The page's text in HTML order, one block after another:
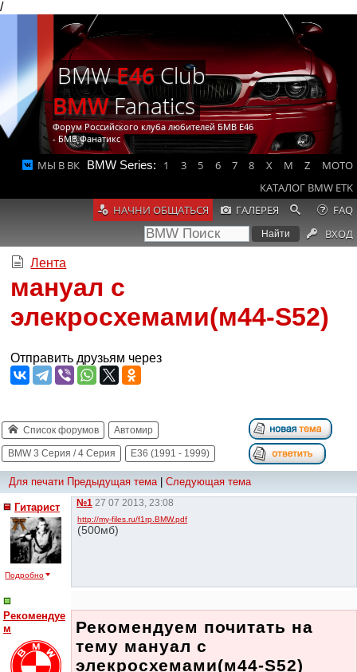
/
BMWE46Club
BMWFanatics
Форум Российского клуба любителей БМВ Е46
- БМВ Фанатикс
МЫ В ВК BMW Series: 1 3 5 6 7 8 X M Z
MOTO
КАТАЛОГ BMW ETK
НАЧНИ ОБЩАТЬСЯ
ГАЛЕРЕЯ
FAQ
ВХОД
Лента
мануал с
элекросхемами(м44-S52)
Отправить друзьям через
Список форумов Автомир
BMW 3 Серия / 4 Серия E36 (1991 - 1999)
Для печати Предыдущая тема| Следующая тема
Гитарист
Подробно
№1 27 07 2013, 23:08
http://my-files.ru/f1rp.BMW.pdf
(500мб)
Рекомендуе
м
Рекомендуем почитать на
тему мануал с
элекросхемами(м44-S52)